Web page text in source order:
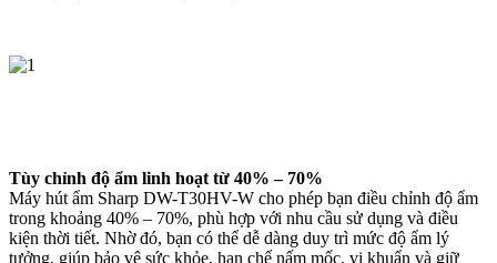
Tùy chỉnh độ ẩm linh hoạt từ 40% – 70%
Máy hút ẩm Sharp DW-T30HV-W cho phép bạn điều chỉnh độ ẩm
trong khoảng 40% – 70%, phù hợp với nhu cầu sử dụng và điều
kiện thời tiết. Nhờ đó, bạn có thể dễ dàng duy trì mức độ ẩm lý
tưởng, giúp bảo vệ sức khỏe, hạn chế nấm mốc, vi khuẩn và giữ